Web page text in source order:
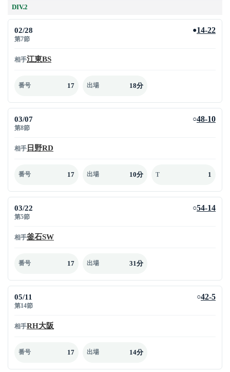
DIV.2
02/28
第7節
●14-22
相手江東BS
番号 17 出場 18分
03/07
第8節
○48-10
相手 日野RD
番号 17 出場 10分 T 1
03/22
第5節
○54-14
相手釜石SW
番号 17 出場 31分
05/11
第14節
○42-5
相手RH大阪
番号 17 出場 14分